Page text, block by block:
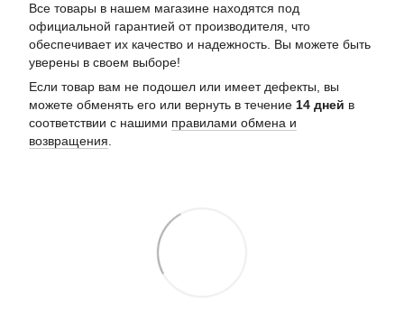
Все товары в нашем магазине находятся под
официальной гарантией от производителя, что
обеспечивает их качество и надежность. Вы можете быть
уверены в своем выборе!
Если товар вам не подошел или имеет дефекты, вы
можете обменять его или вернуть в течение 14 дней в
соответствии с нашими правилами обмена и
возвращения